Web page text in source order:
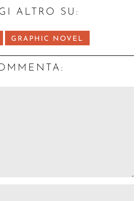
ALTRO SU:
GRAPHIC NOVEL